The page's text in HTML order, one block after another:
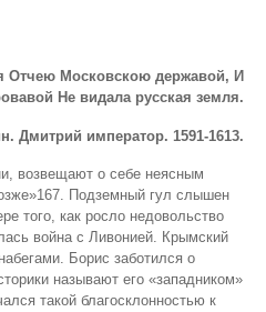
Отчею Московскою державой, И
Не видала русская земля.
Дмитрий император. 1591-1613.
возвещают о себе неясным
Подземный гул слышен
того, как росло недовольство
война с Ливонией. Крымский
Борис заботился о
называют его «западником»
такой благосклонностью к